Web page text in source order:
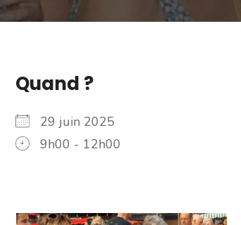
Quand ?
29 juin 2025
9h00 - 12h00